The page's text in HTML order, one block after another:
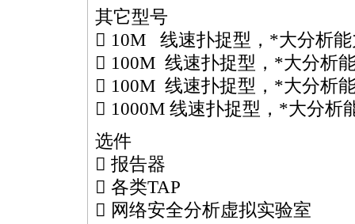
其它型号
 10M 线速扑捉型， *大分析
 100M 线速扑捉型， *大分析
 100M 线速扑捉型， *大分析
 1000M 线速扑捉型， *大分析
选件
 报告器
 各类TAP
 网络安全分析虚拟实验室